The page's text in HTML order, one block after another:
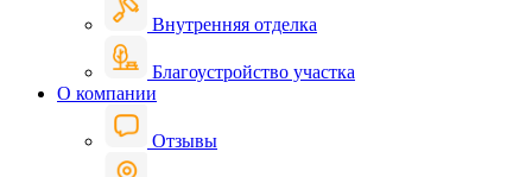
Внутренняя отделка
Благоустройство участка
О компании
Отзывы